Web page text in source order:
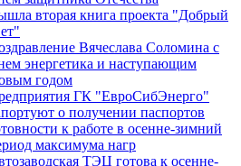
вторая книга проекта "Добрый
Вячеслава Соломина с
энергетика и наступающим
годом
ГК "ЕвроСибЭнерго"
о получении паспортов
к работе в осенне-зимний
максимума нагр
ТЭЦ готова к осенне-